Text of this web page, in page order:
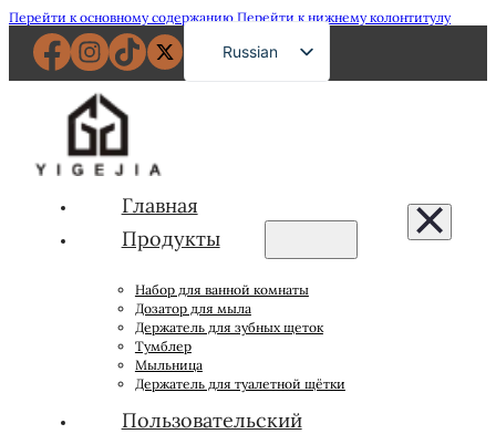
Перейти к основному содержанию Перейти к нижнему колонтитулу
Russian
English
Arabic
Главная
Продукты
Набор для ванной комнаты
Дозатор для мыла
Держатель для зубных щеток
Тумблер
Мыльница
Держатель для туалетной щётки
Пользовательский